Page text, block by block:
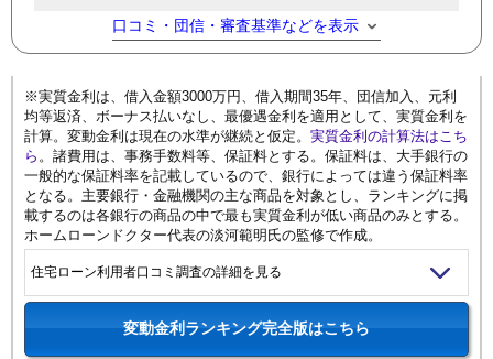
口コミ・団信・審査基準などを表示
※実質金利は、借入金額3000万円、借入期間35年、団信加入、元利
均等返済、ボーナス払いなし、最優遇金利を適用として、実質金利を
計算。変動金利は現在の水準が継続と仮定。 実質金利の計算法はこち
ら 。諸費用は、事務手数料等、保証料とする。保証料は、大手銀行の
一般的な保証料率を記載しているので、銀行によっては違う保証料率
となる。主要銀行・金融機関の主な商品を対象とし、ランキングに掲
載するのは各銀行の商品の中で最も実質金利が低い商品のみとする。
ホームローンドクター代表の淡河範明氏の監修で作成。
住宅ローン利用者口コミ調査の詳細を見る
変動金利ランキング完全版はこちら